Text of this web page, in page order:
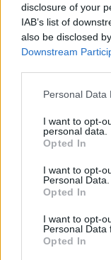
disclosure of your
IAB’s list of
also be disclosed
Downstream
Personal Data
I want to opt-
personal data.
Opted In
I want to opt-
Personal Data.
Opted In
I want to opt-
Personal Data
Opted In
La Aemet
1 comentarios